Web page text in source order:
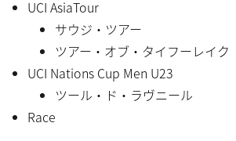
UCI AsiaTour
サウジ・ツアー
ツアー・オブ・タイフーレイク
UCI Nations Cup Men U23
ツール・ド・ラヴニール
Race